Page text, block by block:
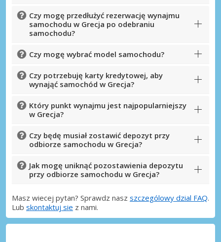
Czy mogę przedłużyć rezerwację wynajmu
samochodu w Grecja po odebraniu
samochodu?
Czy mogę wybrać model samochodu?
Czy potrzebuję karty kredytowej, aby
wynająć samochód w Grecja?
Który punkt wynajmu jest najpopularniejszy
w Grecja?
Czy będę musiał zostawić depozyt przy
odbiorze samochodu w Grecja?
Jak mogę uniknąć pozostawienia depozytu
przy odbiorze samochodu w Grecja?
Masz wiecej pytan? Sprawdz nasz szczególowy dzial FAQ.
Lub skontaktuj sie z nami.